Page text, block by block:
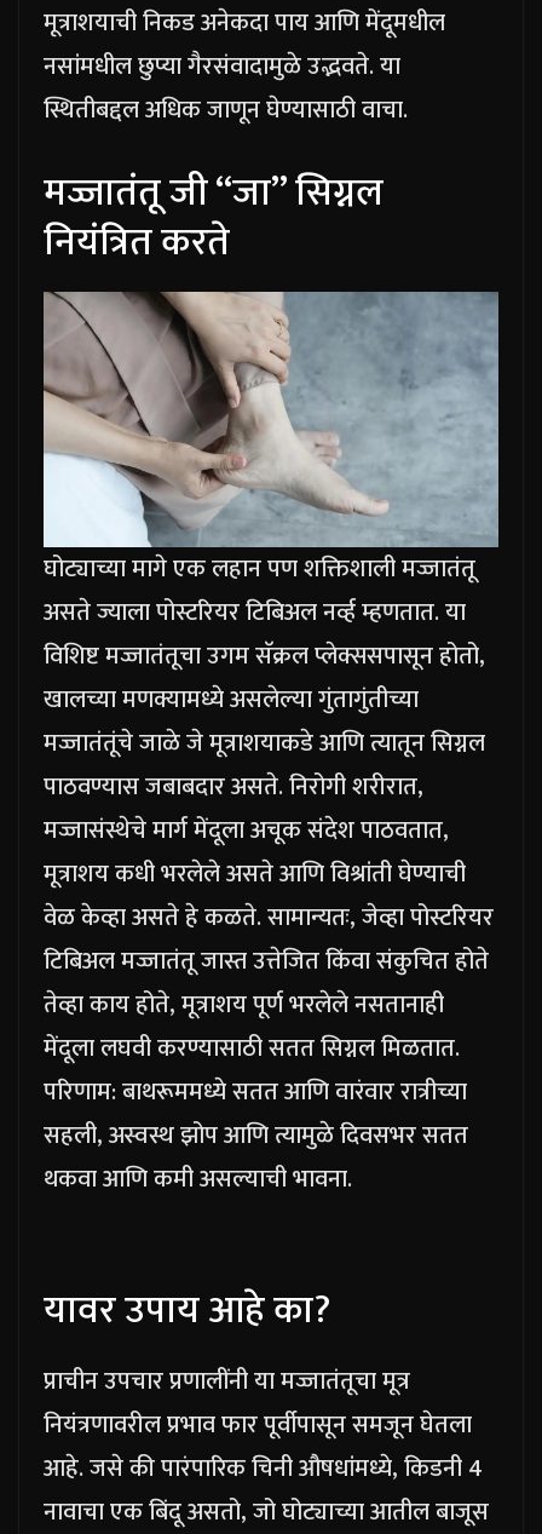
मूत्राशयाची निकड अनेकदा पाय आणि मेंदूमधील
नसांमधील छुप्या गैरसंवादामुळे उद्भवते. या
स्थितीबद्दल अधिक जाणून घेण्यासाठी वाचा.
मज्जातंतू जी “जा” सिग्नल
नियंत्रित करते
घोट्याच्या मागे एक लहान पण शक्तिशाली मज्जातंतू
असते ज्याला पोस्टरियर टिबिअल नर्व्ह म्हणतात.या
विशिष्ट मज्जातंतूचा उगम सॅक्रल प्लेक्ससपासून होतो,
खालच्या मणक्यामध्ये असलेल्या गुंतागुंतीच्या
मज्जातंतूंचे जाळे जे मूत्राशयाकडे आणि त्यातून सिग्नल
पाठवण्यास जबाबदार असते. निरोगी शरीरात,
मज्जासंस्थेचे मार्ग मेंदूला अचूक संदेश पाठवतात,
मूत्राशय कधी भरलेले असते आणि विश्रांती घेण्याची
वेळ केव्हा असते हे कळते. सामान्यतः, जेव्हा पोस्टरियर
टिबिअल मज्जातंतू जास्त उत्तेजित किंवा संकुचित होते
तेव्हा काय होते, मूत्राशय पूर्ण भरलेले नसतानाही
मेंदूला लघवी करण्यासाठी सतत सिग्नल मिळतात.
परिणाम: बाथरूममध्ये सतत आणि वारंवार रात्रीच्या
सहली, अस्वस्थ झोप आणि त्यामुळे दिवसभर सतत
थकवा आणि कमी असल्याची भावना.
यावर उपाय आहे का?
प्राचीन उपचार प्रणालींनी या मज्जातंतूचा मूत्र
नियंत्रणावरील प्रभाव फार पूर्वीपासून समजून घेतला
आहे. जसे की पारंपारिक चिनी औषधांमध्ये, किडनी 4
नावाचा एक बिंदू असतो, जो घोट्याच्या आतील बाजूस